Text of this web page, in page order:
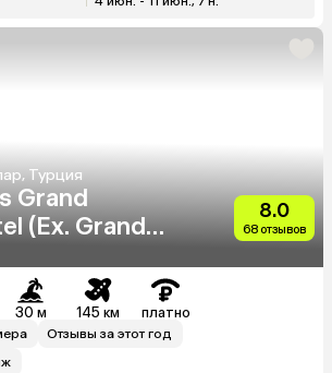
Турция
Grand
(Ex. Grand
8.0
68 отзывов
30 м 145 км платно
Отзывы за этот год